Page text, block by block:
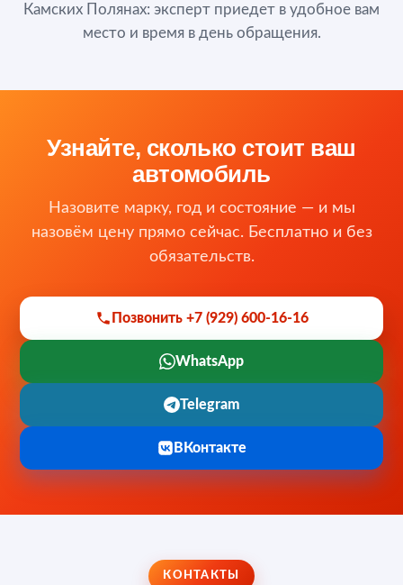
Камских Полянах: эксперт приедет в удобное вам
место и время в день обращения.
Узнайте, сколько стоит ваш
автомобиль
Назовите марку, год и состояние — и мы
назовём цену прямо сейчас. Бесплатно и без
обязательств.
Позвонить +7 (929) 600-16-16
WhatsApp
Telegram
ВКонтакте
КОНТАКТЫ